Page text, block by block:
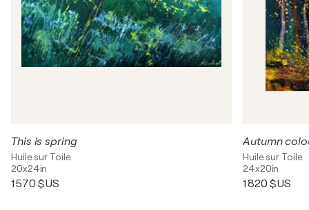
This is spring
Huile sur Toile
20x24in
1 570 $US
Autumn
Huile sur Toile
24x20in
1 820 $US